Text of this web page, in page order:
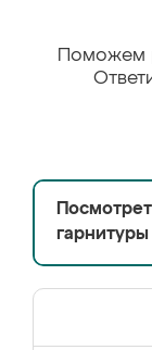
Поможем
гарнитуры